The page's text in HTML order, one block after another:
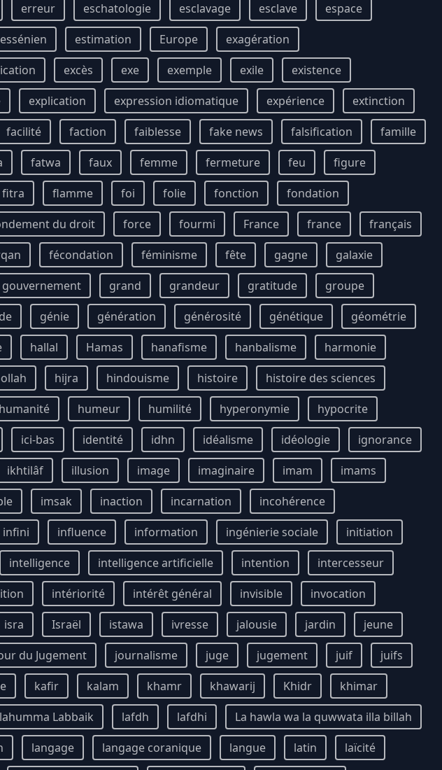
erreur eschatologie esclavage esclave
espace
essénien estimation Europe
exagération
excès exe exemple exile
existence
explication expression idiomatique expérience
extinction
facilité faction faiblesse fake news falsification
famille
fatwa faux femme fermeture feu
figure
fitra flamme foi folie fonction
fondation
du droit force fourmi France france
français
fécondation féminisme fête gagne
galaxie
gouvernement grand grandeur gratitude
groupe
génie génération générosité génétique
géométrie
hallal Hamas hanafisme hanbalisme
harmonie
hijra hindouisme histoire
histoire des sciences
humanité humeur humilité hyperonymie
hypocrite
ici-bas identité idhn idéalisme idéologie
ignorance
ikhtilâf illusion image imaginaire imam
imams
imsak inaction incarnation
incohérence
infini influence information ingénierie sociale
initiation
intelligence intelligence artificielle intention
intercesseur
intériorité intérêt général invisible
invocation
isra Israël istawa ivresse jalousie jardin
jeune
du Jugement journalisme juge jugement juif
juifs
kafir kalam khamr khawarij Khidr
khimar
Labbaik lafdh lafdhi
La hawla wa la quwwata illa billah
langage langage coranique langue latin laïcité